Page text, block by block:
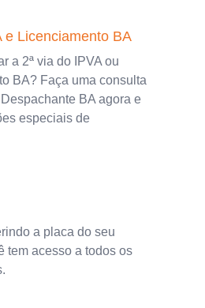
e Licenciamento BA
a 2ª via do IPVA ou
BA? Faça uma consulta
BA agora e
especiais de
a placa do seu
tem acesso a todos os